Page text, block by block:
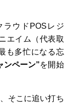
ラウドPOSレジ
エイム（代表取
も多忙になる忘
ンペーン”を開始
そこに追い打ち